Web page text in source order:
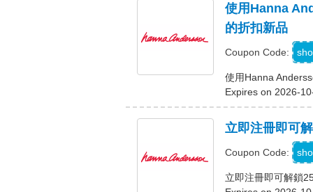
使用Hanna
的折扣新品
Coupon Code:
使用Hanna
Expires on 2026-
立即注冊即可
Coupon Code:
立即注冊即可解鎖